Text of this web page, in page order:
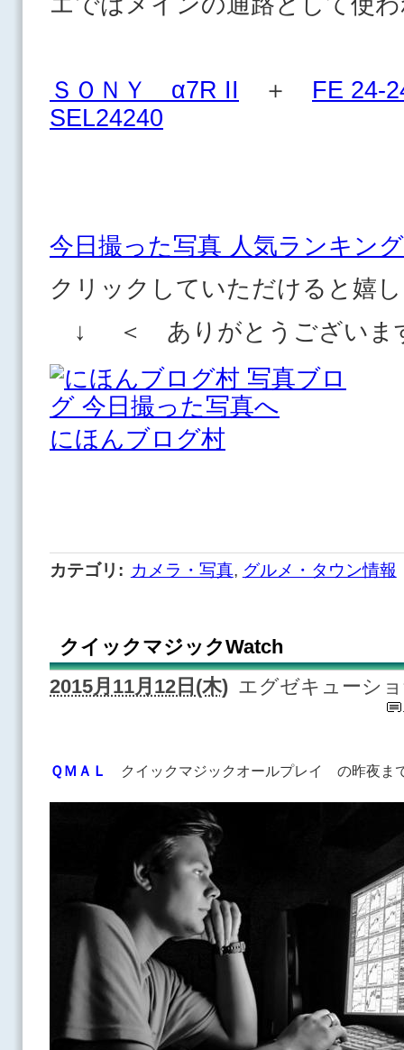
ＳＯＮＹ α7R II ＋ FE 24-
SEL24240
今日撮った写真 人気ランキング
クリックしていただけると嬉
↓ ＜ ありがとうございま
にほんブログ村
カテゴリ : カメラ・写真, グルメ・タウン情報
クイックマジックWatch
2015月11月12日(木) エグゼキューシ
ＱＭＡＬ クイックマジックオールプレイ の昨夜ま